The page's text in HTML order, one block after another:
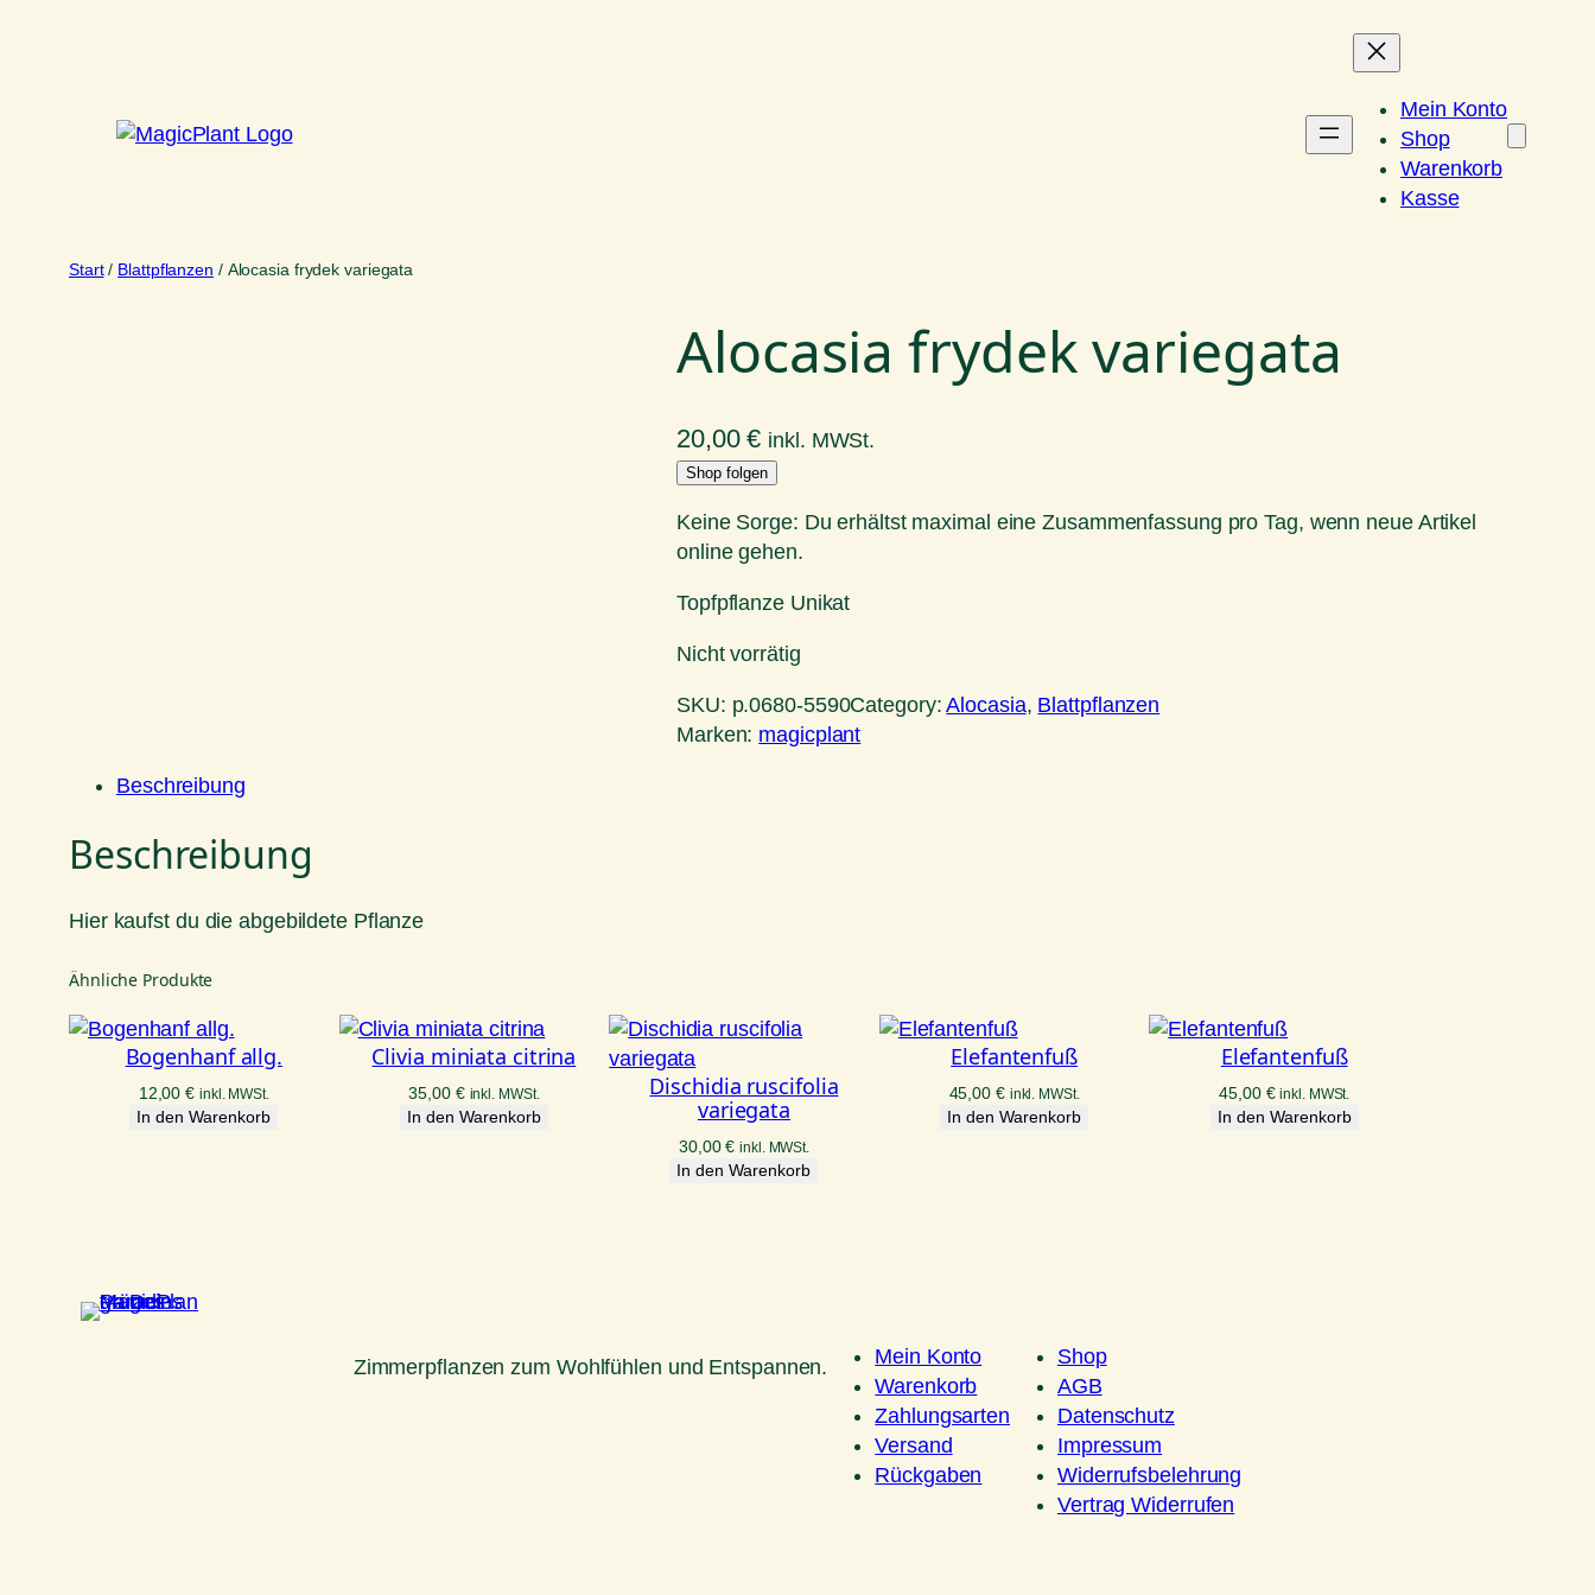
Mein Konto
Shop
Warenkorb
Kasse
Start/ Blattpflanzen / Alocasia frydek variegata
Alocasia frydek variegata
20,00€ inkl. MWSt.
Shop folgen
Keine Sorge: Du erhältst maximal eine Zusammenfassung pro Tag, wenn neue Artikel
online gehen.
Topfpflanze Unikat
Nicht vorrätig
SKU: p.0680-5590Category:Alocasia, Blattpflanzen
Marken: magicplant
Beschreibung
Beschreibung
Hier kaufst du die abgebildete Pflanze
Ähnliche Produkte
Bogenhanf allg.
12,00€ inkl. MWSt.
In den Warenkorb
Clivia miniata citrina
35,00 € inkl. MWSt.
In den Warenkorb
Dischidia ruscifolia
variegata
30,00€ inkl. MWSt.
In den Warenkorb
Elefantenfuß
45,00 € inkl. MWSt.
In den Warenkorb
Elefantenfuß
45,00 € inkl. MWSt.
In den Warenkorb
Zimmerpflanzen zum Wohlfühlen und Entspannen.
Mein Konto
Warenkorb
Zahlungsarten
Versand
Rückgaben
Shop
AGB
Datenschutz
Impressum
Widerrufsbelehrung
Vertrag Widerrufen